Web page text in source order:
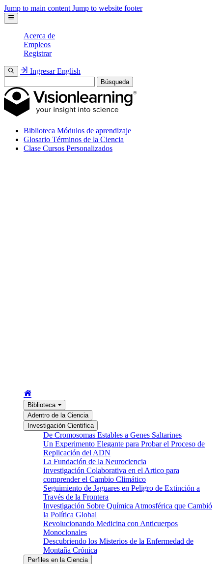
Jump to main content Jump to website footer
Acerca de
Empleos
Registrar
Ingresar English
Búsqueda
Biblioteca Módulos de aprendizaje
Glosario Términos de la Ciencia
Clase Cursos Personalizados
Biblioteca
Adentro de la Ciencia
Investigación Cientifica
De Cromosomas Estables a Genes Saltarines
Un Experimento Elegante para Probar el Proceso de
Replicación del ADN
La Fundación de la Neurociencia
Investigación Colaborativa en el Artico para
comprender el Cambio Climático
Seguimiento de Jaguares en Peligro de Extinción a
Través de la Frontera
Investigación Sobre Química Atmosférica que Cambió
la Política Global
Revolucionando Medicina con Anticuerpos
Monoclonales
Descubriendo los Misterios de la Enfermedad de
Montaña Crónica
Perfiles en la Ciencia